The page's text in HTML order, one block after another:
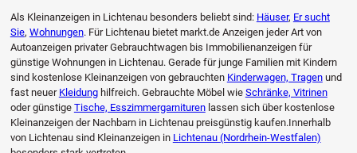
Als Kleinanzeigen in Lichtenau besonders beliebt sind: Häuser, Er sucht
Sie, Wohnungen. Für Lichtenau bietet markt.de Anzeigen jeder Art von
Autoanzeigen privater Gebrauchtwagen bis Immobilienanzeigen für
günstige Wohnungen in Lichtenau. Gerade für junge Familien mit Kindern
sind kostenlose Kleinanzeigen von gebrauchten Kinderwagen, Tragenund
fast neuer Kleidunghilfreich. Gebrauchte Möbel wie Schränke, Vitrinen
oder günstige Tische, Esszimmergarniturenlassen sich über kostenlose
Kleinanzeigen der Nachbarn in Lichtenau preisgünstig kaufen.Innerhalb
von Lichtenau sind Kleinanzeigen in Lichtenau (Nordrhein-Westfalen)